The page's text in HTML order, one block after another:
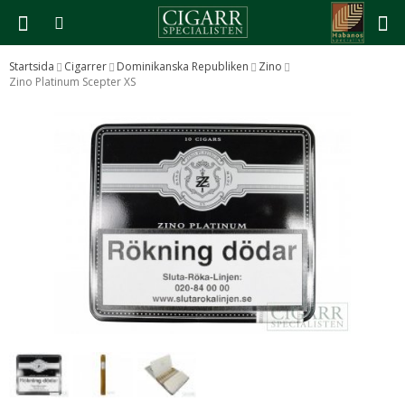
Produkten har blivit tillagd i varukorgen
Startsida Cigarrer Dominikanska Republiken
Zino
Zino Platinum Scepter XS